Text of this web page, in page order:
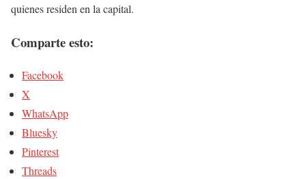
quienes residen en la capital.
Comparte esto:
Facebook
X
WhatsApp
Bluesky
Pinterest
Threads